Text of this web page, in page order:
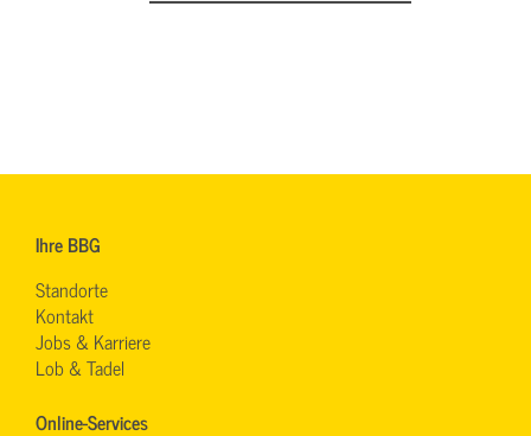
Ihre BBG
Standorte
Kontakt
Jobs & Karriere
Lob & Tadel
Online-Services